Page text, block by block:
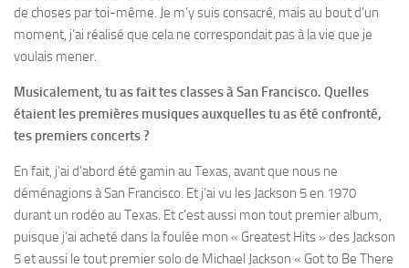
de choses par toi-même. Je m’y suis consacré, mais au bout d’un
moment, j’ai réalisé que cela ne correspondait pas à la vie que je
voulais mener.
Musicalement, tu as fait tes classes à San Francisco. Quelles
étaient les premières musiques auxquelles tu as été confronté,
tes premiers concerts ?
En fait, j’ai d’abord été gamin au Texas, avant que nous ne
déménagions à San Francisco. Et j’ai vu les Jackson 5 en 1970
durant un rodéo au Texas. Et c’est aussi mon tout premier album,
puisque j’ai acheté dans la foulée mon « Greatest Hits » des Jackson
5 et aussi le tout premier solo de Michael Jackson « Got to Be There